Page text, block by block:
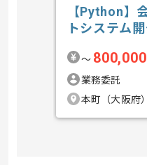
【Python】
トシステム
〜 800,000
業務委託
本町（大阪府）